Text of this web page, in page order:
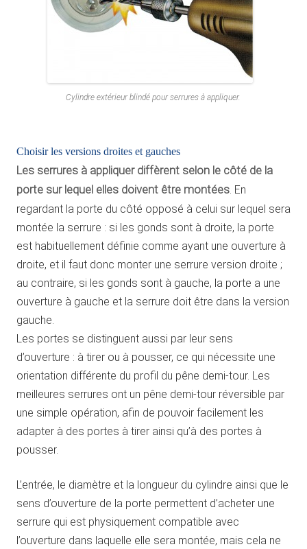
Cylindre extérieur blindé pour serrures à appliquer.
Choisir les versions droites et gauches
Les serrures à appliquer diffèrent selon le côté de la
porte sur lequel elles doivent être montées. En
regardant la porte du côté opposé à celui sur lequel sera
montée la serrure : si les gonds sont à droite, la porte
est habituellement définie comme ayant une ouverture à
droite, et il faut donc monter une serrure version droite ;
au contraire, si les gonds sont à gauche, la porte a une
ouverture à gauche et la serrure doit être dans la version
gauche.
Les portes se distinguent aussi par leur sens
d’ouverture : à tirer ou à pousser, ce qui nécessite une
orientation différente du profil du pêne demi-tour. Les
meilleures serrures ont un pêne demi-tour réversible par
une simple opération, afin de pouvoir facilement les
adapter à des portes à tirer ainsi qu’à des portes à
pousser.
L’entrée, le diamètre et la longueur du cylindre ainsi que le
sens d’ouverture de la porte permettent d’acheter une
serrure qui est physiquement compatible avec
l’ouverture dans laquelle elle sera montée, mais cela ne